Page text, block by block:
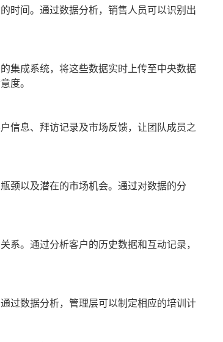
时间。通过数据分析，销售人员可以识别出
集成系统，将这些数据实时上传至中央数据
度。
信息、拜访记录及市场反馈，让团队成员之
颈以及潜在的市场机会。通过对数据的分
系。通过分析客户的历史数据和互动记录，
过数据分析，管理层可以制定相应的培训计